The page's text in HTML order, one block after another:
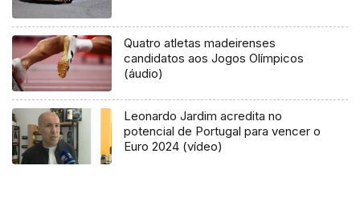
Quatro atletas madeirenses
candidatos aos Jogos Olímpicos
(áudio)
Leonardo Jardim acredita no
potencial de Portugal para vencer o
Euro 2024 (vídeo)